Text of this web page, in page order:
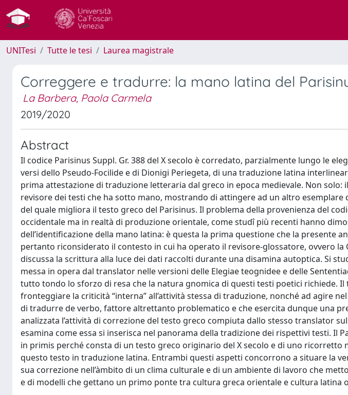
UNITesi Tutte le tesi Laurea magistrale
Correggere e tradurre: la mano latina del
La Barbera, Paola Carmela
2019/2020
Abstract
Il codice Parisinus Suppl. Gr. 388 del X secolo è corredato, parzialmente lungo le
versi dello Pseudo-Focilide e di Dionigi Periegeta, di una traduzione latina
prima attestazione di traduzione letteraria dal greco in epoca medievale. Non solo:
revisore dei testi che ha sotto mano, mostrando di attingere ad un altro
del quale migliora il testo greco del Parisinus. Il problema della provenienza del
occidentale ma in realtà di produzione orientale, come studî più recenti hanno
dell’identificazione della mano latina: è questa la prima questione che la presente
pertanto riconsiderato il contesto in cui ha operato il revisore-glossatore, ovvero la
discussa la scrittura alla luce dei dati raccolti durante una disamina autoptica. Si
messa in opera dal translator nelle versioni delle Elegiae teognidee e delle
tutto tondo lo sforzo di resa che la natura gnomica di questi testi poetici richiede.
fronteggiare la criticità “interna” all’attività stessa di traduzione, nonché ad agire
di tradurre de verbo, fattore altrettanto problematico e che esercita dunque una
analizzata l’attività di correzione del testo greco compiuta dallo stesso translator
esamina come essa si inserisca nel panorama della tradizione dei rispettivi testi. Il
in primis perché consta di un testo greco originario del X secolo e di uno ricorretto
questo testo in traduzione latina. Entrambi questi aspetti concorrono a situare la
sua correzione nell’àmbito di un clima culturale e di un ambiente di lavoro che
e di modelli che gettano un primo ponte tra cultura greca orientale e cultura latina